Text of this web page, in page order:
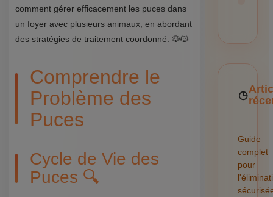
comment gérer efficacement les puces dans
un foyer avec plusieurs animaux, en abordant
des stratégies de traitement coordonné. 🐶🐱
Comprendre le
Problème des
Puces
Cycle de Vie des
Puces 🔍
Guide
complet
pour